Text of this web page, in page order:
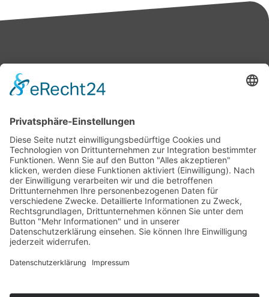
Mitglied des Deutschen Bundestages
Presse & Downloads
Pressemitteilungen
Pressefotos
BASis Info
Newsletter-Abo